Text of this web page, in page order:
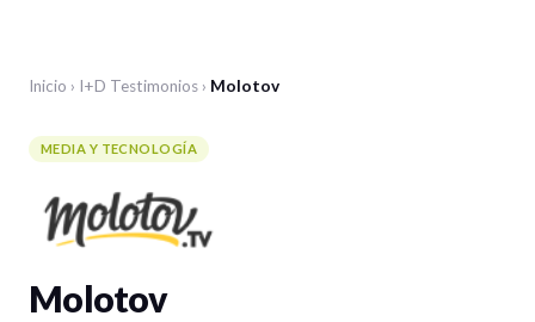
Inicio › I+D Testimonios › Molotov
MEDIA Y TECNOLOGÍA
Molotov